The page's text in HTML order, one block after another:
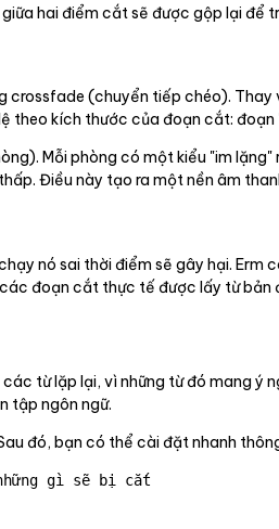
hai điểm cắt sẽ được gộp lại để
crossfade (chuyển tiếp chéo).
theo kích thước của đoạn cắt:
Mỗi phòng có một kiểu "im
Điều này tạo ra một nền âm
nó sai thời điểm sẽ gây hại. Erm
đoạn cắt thực tế được lấy từ bản
từ lặp lại, vì những từ đó mang
tập ngôn ngữ.
đó, bạn có thể cài đặt nhanh
gì sẽ bị cắt